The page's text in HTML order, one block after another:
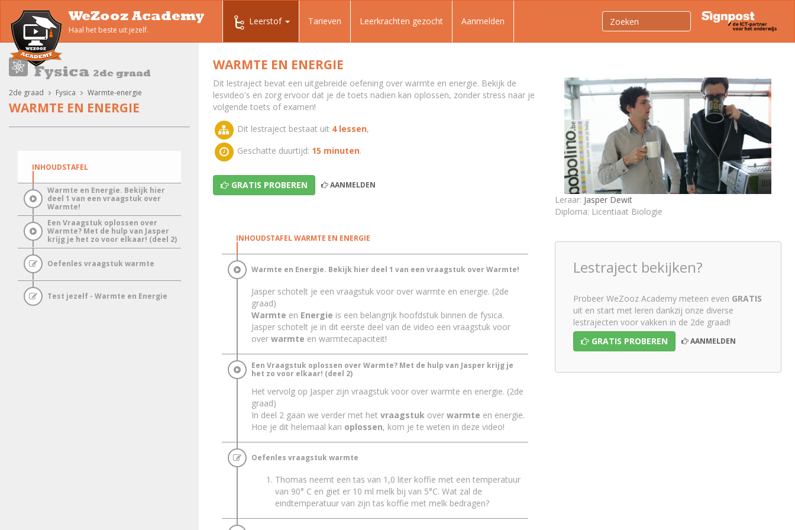
WeZooz Academy
Haal het beste uit jezelf.
Leerstof Tarieven Leerkrachten gezocht Aanmelden
Fysica 2de graad
2de graad Fysica Warmte-energie
WARMTE EN ENERGIE
INHOUDSTAFEL
Warmte en Energie. Bekijk hier
deel 1 van een vraagstuk over
Warmte!
Een Vraagstuk oplossen over
Warmte? Met de hulp van Jasper
krijg je het zo voor elkaar! (deel 2)
Oefenles vraagstuk warmte
Test jezelf - Warmte en Energie
WARMTE EN ENERGIE
Leraar: Jasper Dewit
Diploma: Licentiaat Biologie
Lestraject bekijken?
Probeer WeZooz Academy meteen even GRATIS
uit en start met leren dankzij onze diverse
lestrajecten voor vakken in de 2de graad!
GRATIS PROBEREN
AANMELDEN
Dit lestraject bevat een uitgebreide oefening over warmte en energie. Bekijk de
lesvideo's en zorg ervoor dat je de toets nadien kan oplossen, zonder stress naar je
volgende toets of examen!
Dit lestraject bestaat uit 4 lessen,
Geschatte duurtijd: 15 minuten.
GRATIS PROBEREN AANMELDEN
INHOUDSTAFEL WARMTE EN ENERGIE
Warmte en Energie. Bekijk hier deel 1 van een vraagstuk over Warmte!
Jasper schotelt je een vraagstuk voor over warmte en energie. (2de
graad)
Warmte en Energie is een belangrijk hoofdstuk binnen de fysica.
Jasper schotelt je in dit eerste deel van de video een vraagstuk voor
over warmte en warmtecapaciteit!
Een Vraagstuk oplossen over Warmte? Met de hulp van Jasper krijg je
het zo voor elkaar! (deel 2)
Het vervolg op Jasper zijn vraagstuk voor over warmte en energie. (2de
graad)
In deel 2 gaan we verder met het vraagstuk over warmte en energie.
Hoe je dit helemaal kan oplossen, kom je te weten in deze video!
Oefenles vraagstuk warmte
Thomas neemt een tas van 1,0 liter koffie met een temperatuur
van 90° C en giet er 10 ml melk bij van 5°C. Wat zal de
eindtemperatuur van zijn tas koffie met melk bedragen?